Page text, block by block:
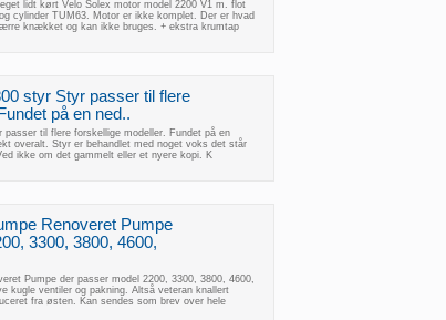
lidt kørt Velo Solex motor model 2200 V1 m. flot
cylinder TUM63. Motor er ikke komplet. Der er hvad
knækket og kan ikke bruges. + ekstra krumtap
styr Styr passer til flere
på en ned..
passer til flere forskellige modeller. Fundet på en
overalt. Styr er behandlet med noget voks det står
ikke om det gammelt eller et nyere kopi. K
Renoveret Pumpe
3300, 3800, 4600,
Pumpe der passer model 2200, 3300, 3800, 4600,
kugle ventiler og pakning. Altså veteran knallert
fra østen. Kan sendes som brev over hele